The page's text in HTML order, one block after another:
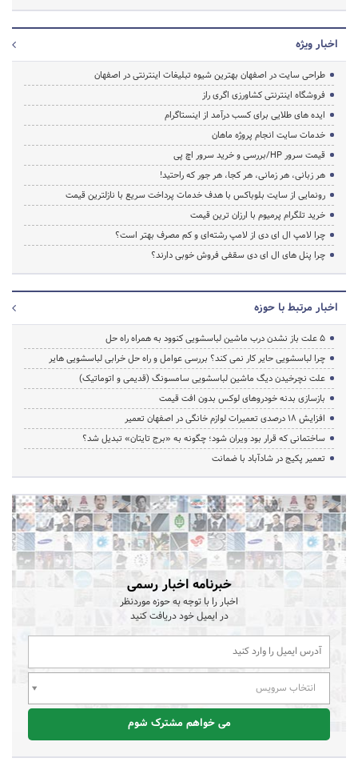
اخبار ویژه
طراحی سایت در اصفهان بهترین شیوه تبلیغات اینترنتی در اصفهان
فروشگاه اینترنتی کشاورزی اگری راز
ایده های طلایی برای کسب درآمد از اینستاگرام
خدمات سایت انجام پروژه ماهان
قیمت سرور HP/بررسی و خرید سرور اچ پی
هر زبانی، هر زمانی، هر کجا، هر جور که راحتید!
رونمایی از سایت بلوباکس با هدف خدمات پرداخت سریع با نازلترین قیمت
خرید تلگرام پرمیوم با ارزان ترین قیمت
چرا لامپ ال ای دی از لامپ رشته‌ای و کم مصرف بهتر است؟
چرا پنل های ال ای دی سقفی فروش خوبی دارند؟
اخبار مرتبط با حوزه
5 علت باز نشدن درب ماشین لباسشویی کنوود به همراه راه حل
چرا لباسشویی حایر کار نمی کند؟ بررسی عوامل و راه حل خرابی لباسشویی هایر
علت نچرخیدن دیگ ماشین لباسشویی سامسونگ (قدیمی و اتوماتیک)
بازسازی بدنه خودروهای لوکس بدون افت قیمت
افزایش ۱۸ درصدی تعمیرات لوازم خانگی در اصفهان تعمیر
ساختمانی که قرار بود ویران شود؛ چگونه به «برج تایتان» تبدیل شد؟
تعمیر پکیج در شادآباد با ضمانت
خبرنامه اخبار رسمی
اخبار را با توجه به حوزه موردنظر
در ایمیل خود دریافت کنید
انتخاب سرویس
می خواهم مشترک شوم